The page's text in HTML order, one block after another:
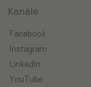
Kanäle
Facebook
Instagram
LinkedIn
YouTube